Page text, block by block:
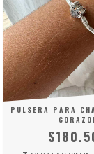
PULSERA PARA